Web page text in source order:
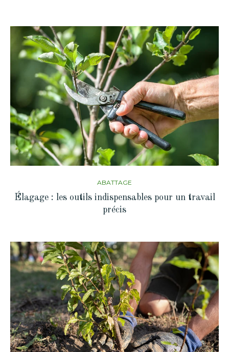
ABATTAGE
Élagage : les outils indispensables pour un travail
précis